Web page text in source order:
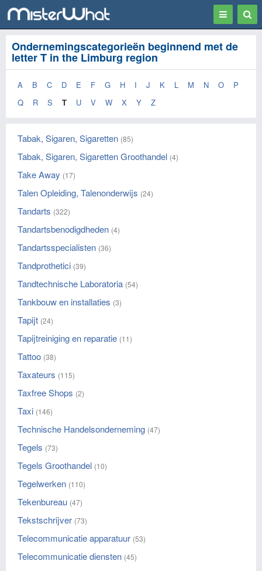
Toggle
Ondernemingscategorieën beginnend met de
letter T in the Limburg region
A B C D E F G H I J K L M N O
P
Q
R S T U V W X Y Z
Tabak, Sigaren, Sigaretten (85)
Tabak, Sigaren, Sigaretten Groothandel (4)
Take Away (17)
Talen Opleiding, Talenonderwijs (24)
Tandarts (322)
Tandartsbenodigdheden (4)
Tandartsspecialisten (36)
Tandprothetici (39)
Tandtechnische Laboratoria (54)
Tankbouw en installaties (3)
Tapijt (24)
Tapijtreiniging en reparatie (11)
Tattoo (38)
Taxateurs (115)
Taxfree Shops (2)
Taxi (146)
Technische Handelsonderneming (47)
Tegels (73)
Tegels Groothandel (10)
Tegelwerken (110)
Tekenbureau (47)
Tekstschrijver (73)
Telecommunicatie apparatuur (53)
Telecommunicatie diensten (45)